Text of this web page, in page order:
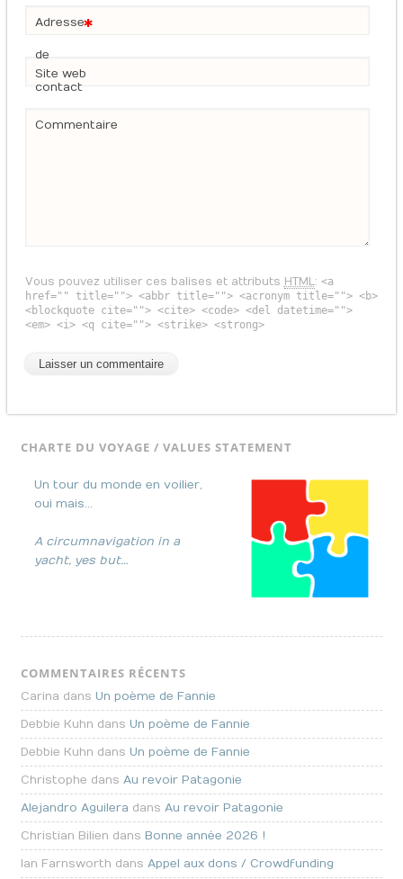
Adresse
de
contact
*
Site web
Commentaire
Vous pouvez utiliser ces balises et attributs HTML: <a
href="" title=""> <abbr title=""> <acronym title=""> <b>
<blockquote cite=""> <cite> <code> <del datetime="">
<em> <i> <q cite=""> <strike> <strong>
CHARTE DU VOYAGE / VALUES STATEMENT
Un tour du monde en voilier,
oui mais…
A circumnavigation in a
yacht, yes but…
COMMENTAIRES RÉCENTS
Carina dansUn poème de Fannie
Debbie Kuhn dansUn poème de Fannie
Debbie Kuhn dansUn poème de Fannie
Christophe dansAu revoir Patagonie
Alejandro Aguilera dansAu revoir Patagonie
Christian Bilien dansBonne année 2026 !
Ian Farnsworth dansAppel aux dons / Crowdfunding